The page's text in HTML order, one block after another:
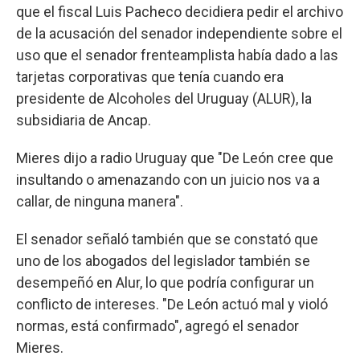
que el fiscal Luis Pacheco decidiera pedir el archivo
de la acusación del senador independiente sobre el
uso que el senador frenteamplista había dado a las
tarjetas corporativas que tenía cuando era
presidente de Alcoholes del Uruguay (ALUR), la
subsidiaria de Ancap.
Mieres dijo a radio Uruguay que "De León cree que
insultando o amenazando con un juicio nos va a
callar, de ninguna manera".
El senador señaló también que se constató que
uno de los abogados del legislador también se
desempeñó en Alur, lo que podría configurar un
conflicto de intereses. "De León actuó mal y violó
normas, está confirmado", agregó el senador
Mieres.